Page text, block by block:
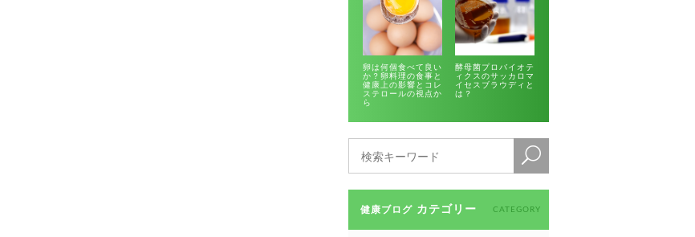
卵は何個食べて良い
か？卵料理の食事と
健康上の影響とコレ
ステロールの視点か
ら
酵母菌プロバイオテ
ィクスのサッカロマ
イセスブラウディと
は？
健康ブログ カテゴリー CATEGORY